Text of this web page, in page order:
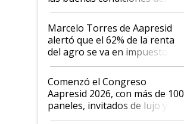
agro argentino para invertir:
"Los veo más motivados"
Marcelo Torres de Aapresid
alertó que el 62% de la renta
del agro se va en impuestos:
"No es bueno que en
Argentina se sigan discutiendo
las mismas cosas de hace 50
años"
Comenzó el Congreso
Aapresid 2026, con más de 100
paneles, invitados de lujo y
todas las tendencias